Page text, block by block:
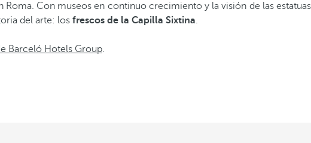
Con museos en continuo crecimiento y la visión de las estatuas
del arte: los frescos de la Capilla Sixtina.
Barceló Hotels Group.